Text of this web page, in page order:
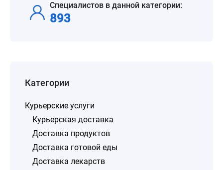
Специалистов в данной категории:
893
Категории
Курьерские услуги
Курьерская доставка
Доставка продуктов
Доставка готовой еды
Доставка лекарств